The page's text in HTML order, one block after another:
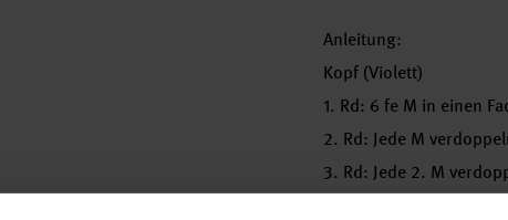
Anleitung:
Kopf (Violett)
1. Rd: 6 fe M in einen
2. Rd: Jede M
3. Rd: Jede 2. M